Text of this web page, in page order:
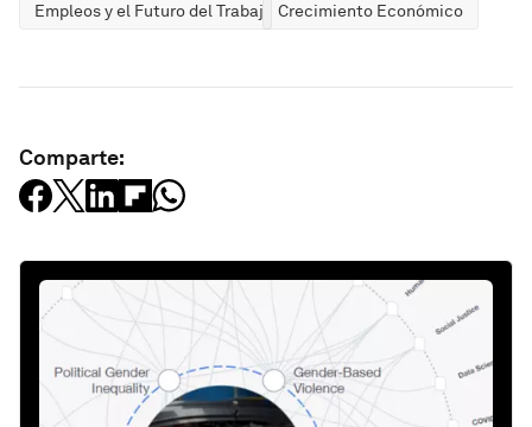
Empleos y el Futuro del Trabajo
Crecimiento Económico
Comparte: